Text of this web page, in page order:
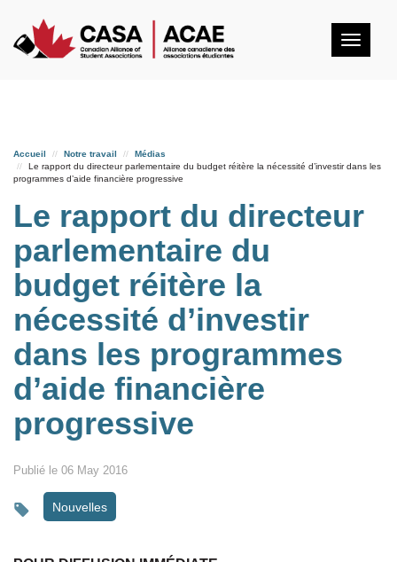
Accueil Notre travail
Médias
Le rapport du directeur parlementaire du budget réitère la nécessité d’investir dans les
programmes d’aide financière progressive
Le rapport du directeur
parlementaire du
budget réitère la
nécessité d’investir
dans les programmes
d’aide financière
progressive
Publié le 06 May 2016
Nouvelles